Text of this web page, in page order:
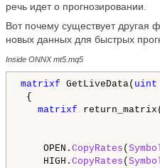
речь идет о прогнозировании.
Вот почему существует другая
новых данных для быстрых
Inside ONNX mt5.mq5
matrixf GetLiveData( uint
{
matrixf
OPEN. CopyRates (
HIGH. CopyRates (